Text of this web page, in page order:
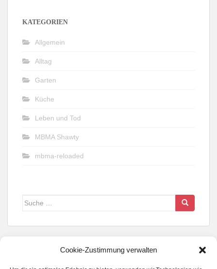
Cookie-Zustimmung verwalten
KATEGORIEN
Allgemein
Alltag
Garten
Küche
Leben und Tod
MBMA Shawty
mbma-reloaded
Suche